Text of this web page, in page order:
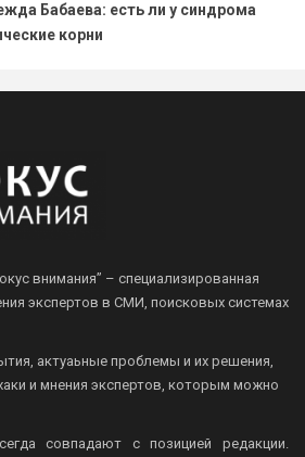
Бабаева: есть ли у синдрома
корни
внимания” – специализированная
экспертов в СМИ, поисковых системах
актуаьные проблемы и их решения,
и мнения экспертов, которым можно
совпадают с позицией редакции.